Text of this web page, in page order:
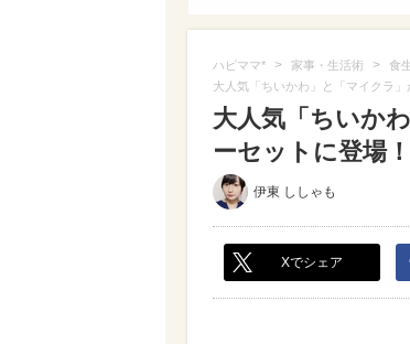
ハピママ* > 家事・生活術 > 食
大人気「ちいかわ」と「マイクラ
大人気「ちいか
ーセットに登場
伊東 ししゃも
Xでシェア